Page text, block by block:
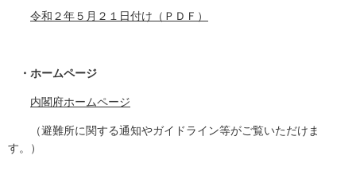
令和２年５月２１日付け（ＰＤＦ）
・ホームページ
内閣府ホームページ
（避難所に関する通知やガイドライン等がご覧いただけま
す。）